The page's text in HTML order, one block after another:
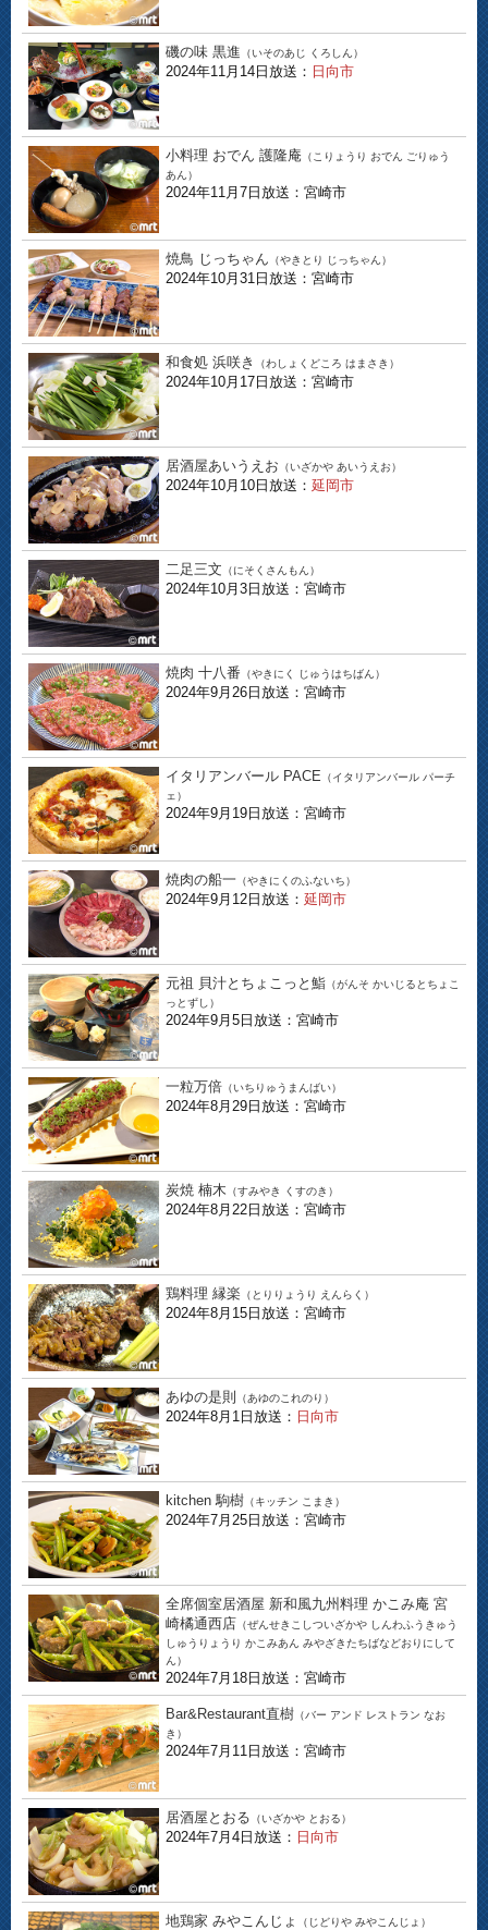
磯の味 黒進 （いそのあじ くろしん）
2024年11月14日放送： 日向市
小料理 おでん 護隆庵 （こりょうり おでん ごりゅう
あん）
2024年11月7日放送：宮崎市
焼鳥 じっちゃん （やきとり じっちゃん）
2024年10月31日放送：宮崎市
和食処 浜咲き （わしょくどころ はまさき）
2024年10月17日放送：宮崎市
居酒屋あいうえお （いざかや あいうえお）
2024年10月10日放送： 延岡市
二足三文 （にそくさんもん）
2024年10月3日放送：宮崎市
焼肉 十八番 （やきにく じゅうはちばん）
2024年9月26日放送：宮崎市
イタリアンバール PACE （イタリアンバール パーチ
ェ）
2024年9月19日放送：宮崎市
焼肉の船一 （やきにくのふないち）
2024年9月12日放送： 延岡市
元祖 貝汁とちょこっと鮨 （がんそ かいじるとちょこ
っとずし）
2024年9月5日放送：宮崎市
一粒万倍 （いちりゅうまんばい）
2024年8月29日放送：宮崎市
炭焼 楠木 （すみやき くすのき）
2024年8月22日放送：宮崎市
鶏料理 縁楽 （とりりょうり えんらく）
2024年8月15日放送：宮崎市
あゆの是則 （あゆのこれのり）
2024年8月1日放送： 日向市
kitchen 駒樹 （キッチン こまき）
2024年7月25日放送：宮崎市
全席個室居酒屋 新和風九州料理 かこみ庵 宮
崎橘通西店 （ぜんせきこしついざかや しんわふうきゅう
しゅうりょうり かこみあん みやざきたちばなどおりにして
ん）
2024年7月18日放送：宮崎市
Bar&Restaurant直樹 （バー アンド レストラン なお
き）
2024年7月11日放送：宮崎市
居酒屋とおる （いざかや とおる）
2024年7月4日放送： 日向市
地鶏家 みやこんじょ （じどりや みやこんじょ）